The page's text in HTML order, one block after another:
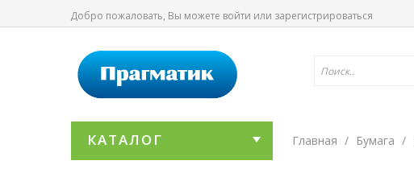
Добро пожаловать, Вы можете войти или зарегистрироваться
КАТАЛОГ Главная Бумага